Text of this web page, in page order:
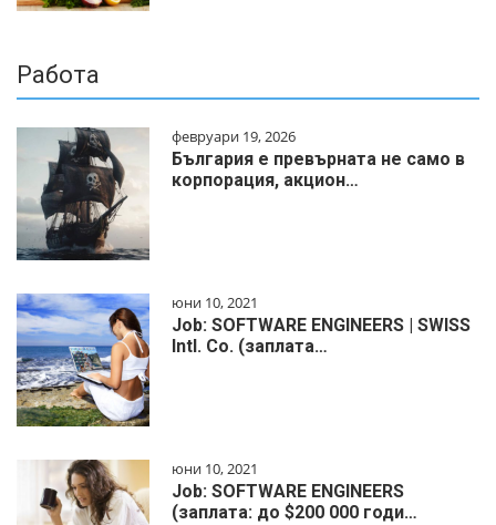
Работа
февруари 19, 2026
България е превърната не само в
корпорация, акцион…
юни 10, 2021
Job: SOFTWARE ENGINEERS | SWISS
Intl. Co. (заплата…
юни 10, 2021
Job: SOFTWARE ENGINEERS
(заплата: до $200 000 годи…